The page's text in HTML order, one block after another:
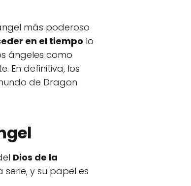
más poderoso
en el tiempo lo
ángeles como
En definitiva, los
de Dragon
Dios de la
y su papel es